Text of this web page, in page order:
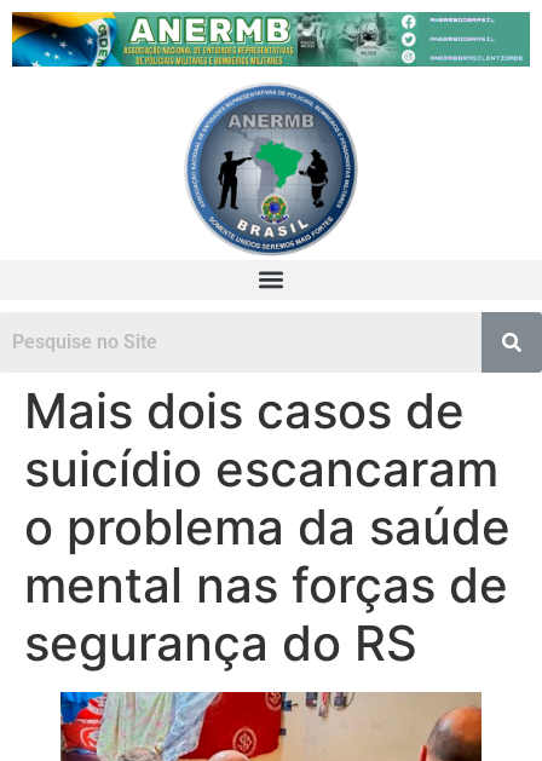
Mais dois casos de
suicídio escancaram
o problema da saúde
mental nas forças de
segurança do RS